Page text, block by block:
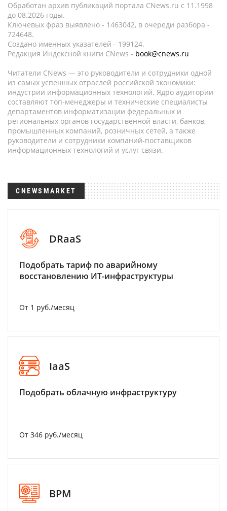
Обработан архив публикаций портала CNews.ru c 11.1998
до 08.2026 годы.
Ключевых фраз выявлено - 1463042, в очереди разбора -
724648.
Создано именных указателей - 199124.
Редакция Индексной книги CNews - book@cnews.ru
Читатели CNews — это руководители и сотрудники одной
из самых успешных отраслей российской экономики:
индустрии информационных технологий. Ядро аудитории
составляют топ-менеджеры и технические специалисты
департаментов информатизации федеральных и
региональных органов государственной власти, банков,
промышленных компаний, розничных сетей, а также
руководители и сотрудники компаний-поставщиков
информационных технологий и услуг связи.
CNEWSMARKET
DRaaS
Подобрать тариф по аварийному
восстановлению ИТ-инфраструктуры
От 1 руб./месяц
IaaS
Подобрать облачную инфраструктуру
От 346 руб./месяц
BPM